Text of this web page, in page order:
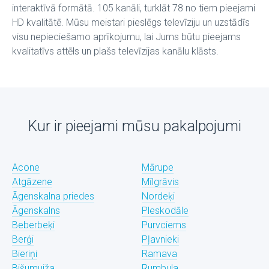
interaktīvā formātā. 105 kanāli, turklāt 78 no tiem pieejami
HD kvalitātē. Mūsu meistari pieslēgs televīziju un uzstādīs
visu nepieciešamo aprīkojumu, lai Jums būtu pieejams
kvalitatīvs attēls un plašs televīzijas kanālu klāsts.
Kur ir pieejami mūsu pakalpojumi
Acone
Atgāzene
Āgenskalna priedes
Āgenskalns
Beberbeķi
Berģi
Bieriņi
Mārupe
Mīlgrāvis
Nordeķi
Pleskodāle
Purvciems
Pļavnieki
Ramava